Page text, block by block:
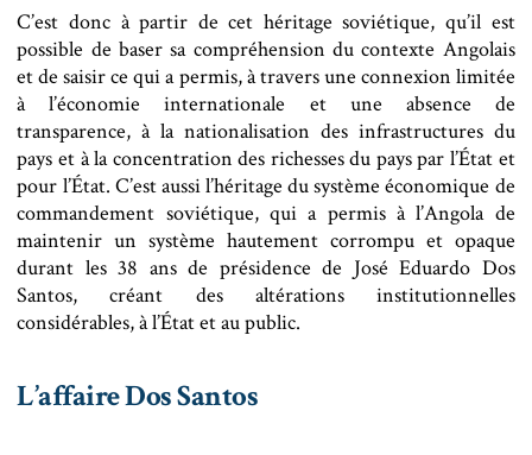
C’est donc à partir de cet héritage soviétique, qu’il est
possible de baser sa compréhension du contexte Angolais
et de saisir ce qui a permis, à travers une connexion limitée
à l’économie internationale et une absence de
transparence, à la nationalisation des infrastructures du
pays et à la concentration des richesses du pays par l’État et
pour l’État. C’est aussi l’héritage du système économique de
commandement soviétique, qui a permis à l’Angola de
maintenir un système hautement corrompu et opaque
durant les 38 ans de présidence de José Eduardo Dos
Santos, créant des altérations institutionnelles
considérables, à l’État et au public.
L’affaire Dos Santos